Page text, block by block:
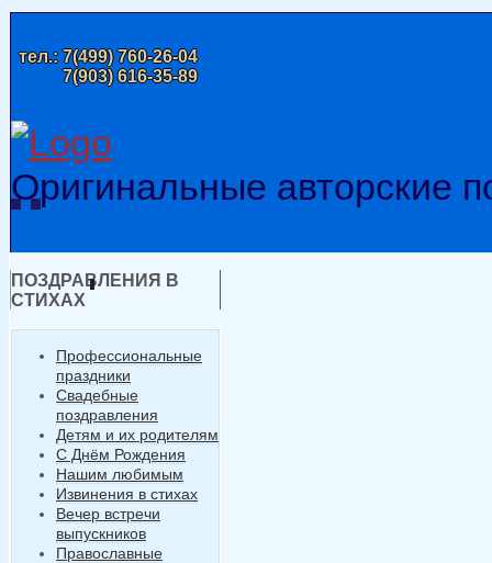
тел.:7(499) 760-26-04
7(903) 616-35-89
Оригинальные авторские
ПОЗДРАВЛЕНИЯ В
СТИХАХ
Профессиональные
праздники
Свадебные
поздравления
Детям и их родителям
С Днём Рождения
Нашим любимым
Извинения в стихах
Вечер встречи
выпускников
Православные